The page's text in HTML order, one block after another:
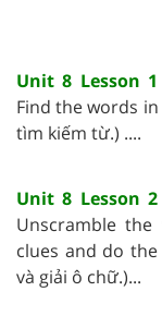
Unit 8 Lesson
Find the words
tìm kiếm từ.) ....
Unit 8 Lesson
Unscramble
clues and do
và giải ô chữ.)...